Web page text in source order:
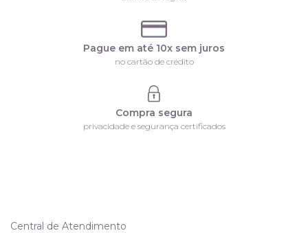
Pague em até 10x sem juros
no cartão de crédito
Compra segura
privacidade e segurança certificados
Central de Atendimento